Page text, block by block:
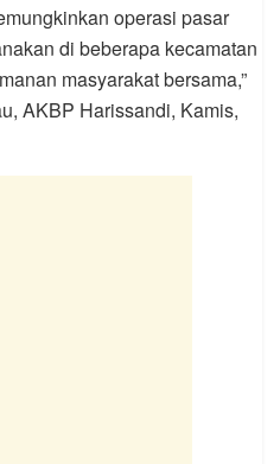
operasi pasar
di beberapa kecamatan
masyarakat bersama,”
AKBP Harissandi, Kamis,